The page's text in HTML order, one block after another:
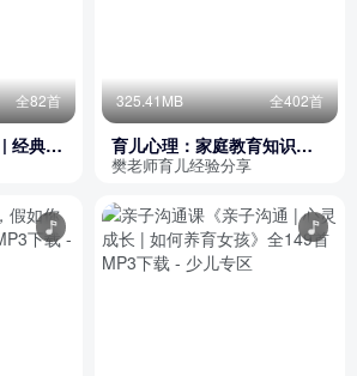
全82首
经典解
325.41MB 全402首
育儿心理：家庭教育知识分
享
樊老师育儿经验分享